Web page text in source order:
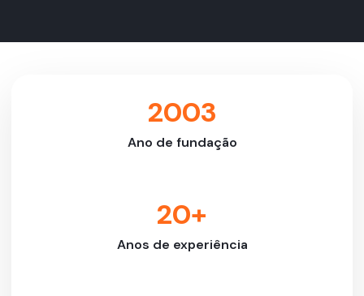
2003
Ano de fundação
20+
Anos de experiência